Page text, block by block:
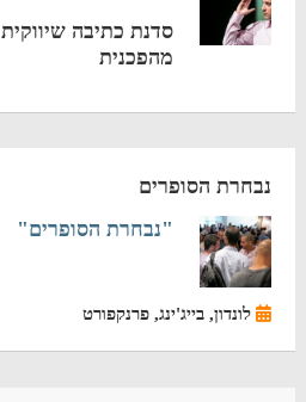
סדנת כתיבה שיווקית
מהפכנית
נבחרת הסופרים
"נבחרת הסופרים"
לונדון, בייג'ינג, פרנקפורט